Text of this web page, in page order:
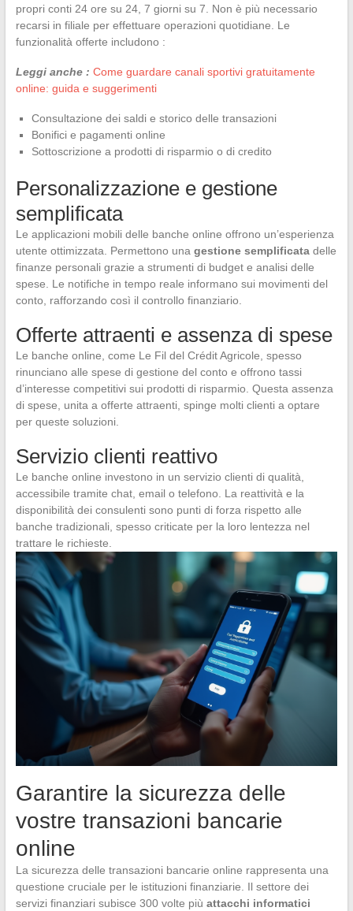
propri conti 24 ore su 24, 7 giorni su 7. Non è più necessario
recarsi in filiale per effettuare operazioni quotidiane. Le
funzionalità offerte includono :
Leggi anche : Come guardare canali sportivi gratuitamente
online: guida e suggerimenti
Consultazione dei saldi e storico delle transazioni
Bonifici e pagamenti online
Sottoscrizione a prodotti di risparmio o di credito
Personalizzazione e gestione
semplificata
Le applicazioni mobili delle banche online offrono un’esperienza
utente ottimizzata. Permettono una gestione semplificatadelle
finanze personali grazie a strumenti di budget e analisi delle
spese. Le notifiche in tempo reale informano sui movimenti del
conto, rafforzando così il controllo finanziario.
Offerte attraenti e assenza di spese
Le banche online, come Le Fil del Crédit Agricole, spesso
rinunciano alle spese di gestione del conto e offrono tassi
d’interesse competitivi sui prodotti di risparmio. Questa assenza
di spese, unita a offerte attraenti, spinge molti clienti a optare
per queste soluzioni.
Servizio clienti reattivo
Le banche online investono in un servizio clienti di qualità,
accessibile tramite chat, email o telefono. La reattività e la
disponibilità dei consulenti sono punti di forza rispetto alle
banche tradizionali, spesso criticate per la loro lentezza nel
trattare le richieste.
Garantire la sicurezza delle
vostre transazioni bancarie
online
La sicurezza delle transazioni bancarie online rappresenta una
questione cruciale per le istituzioni finanziarie. Il settore dei
servizi finanziari subisce 300 volte più attacchi informatici